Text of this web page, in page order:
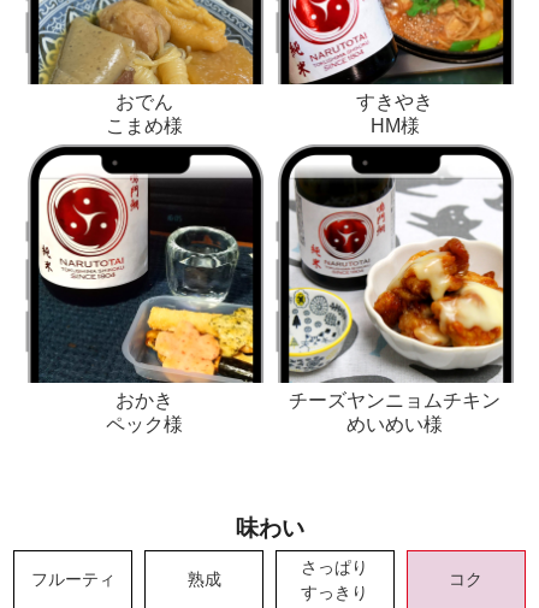
おでん
こまめ様
すきやき
HM様
おかき
ペック様
チーズヤンニョムチキン
めいめい様
味わい
フルーティ 熟成
さっぱり
すっきり
コク